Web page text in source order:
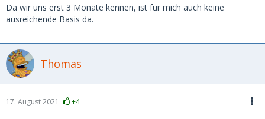
Da wir uns erst 3 Monate kennen, ist für mich auch keine
ausreichende Basis da.
Thomas
17. August 2021 +4